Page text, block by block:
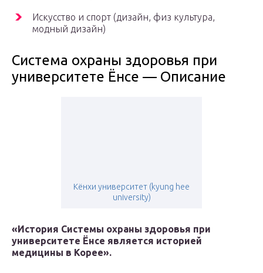
Искусство и спорт (дизайн, физ культура,
модный дизайн)
Система охраны здоровья при
университете Ёнсе — Описание
Кёнхи университет (kyung hee
university)
«История Системы охраны здоровья при
университете Ёнсе является историей
медицины в Корее».